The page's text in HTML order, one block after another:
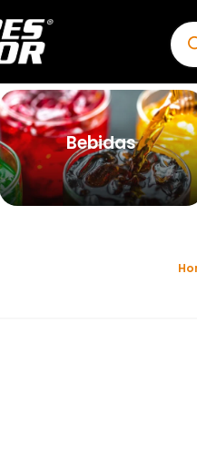
de
Bebidas